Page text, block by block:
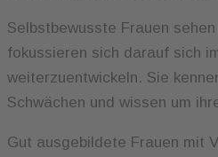
Selbstbewusste Frauen
fokussieren sich darauf sich
weiterzuentwickeln. Sie
Schwächen und wissen um
Gut ausgebildete Frauen mit